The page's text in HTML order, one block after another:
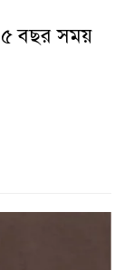
৫ বছর সময়